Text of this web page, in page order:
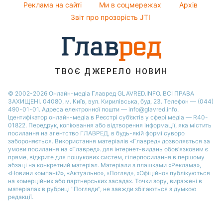
Максим Галкін
Пилова буря
Реклама на сайті
Ми в соцмережах
Архів
Звіт про прозорість JTI
ТВОЄ ДЖЕРЕЛО НОВИН
© 2002-2026 Онлайн-медіа Главред GLAVRED.INFO. ВСІ ПРАВА
ЗАХИЩЕНІ. 04080, м. Київ, вул. Кирилівська, буд. 23. Телефон — (044)
490-01-01. Адреса електронної пошти — info@glavred.info.
Ідентифікатор онлайн-медіа в Реєстрі суб’єктів у сфері медіа — R40-
01822. Передрук, копіювання або відтворення інформації, яка містить
посилання на агентство ГЛАВРЕД, в будь-якій формi суворо
забороняється. Використання матеріалів «Главред» дозволяється за
умови посилання на «Главред». для інтернет-видань обов’язковим є
пряме, відкрите для пошукових систем, гіперпосилання в першому
абзаці на конкретний матеріал. Матеріали з плашками «Реклама»,
«Новини компаній», «Актуально», «Погляд», «Офіційно» публікуються
на комерційних або партнерських засадах. Точки зору, виражені в
матеріалах в рубриці "Погляди", не завжди збігаються з думкою
редакції.